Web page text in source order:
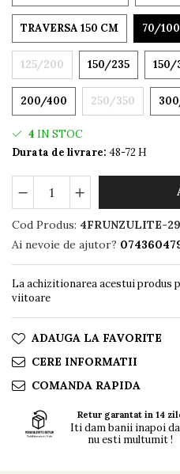
TRAVERSA 150 CM 70/100
125/200 150/235 150/
200/400 250/350
4 IN STOC
Durata de livrare: 48-72 H
Cod Produs: 4FRUNZULITE-
Ai nevoie de ajutor?
La achizitionarea acestui produs
viitoare
ADAUGA LA FAVORITE
CERE INFORMATII
COMANDA RAPIDA
Retur garantat in 14
Iti dam banii inapoi
nu esti multumit !